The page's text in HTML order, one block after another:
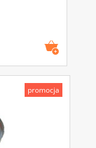
promocja